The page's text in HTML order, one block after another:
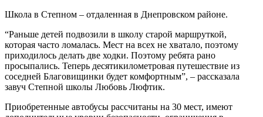
Школа в Степном – отдаленная в Днепровском районе.
“Раньше детей подвозили в школу старой маршруткой,
которая часто ломалась. Мест на всех не хватало, поэтому
приходилось делать две ходки. Поэтому ребята рано
просыпались. Теперь десятикилометровая путешествие из
соседней Благовищинки будет комфортным”, – рассказала
завуч Степной школы Любовь Люфтик.
Приобретенные автобусы рассчитаны на 30 мест, имеют